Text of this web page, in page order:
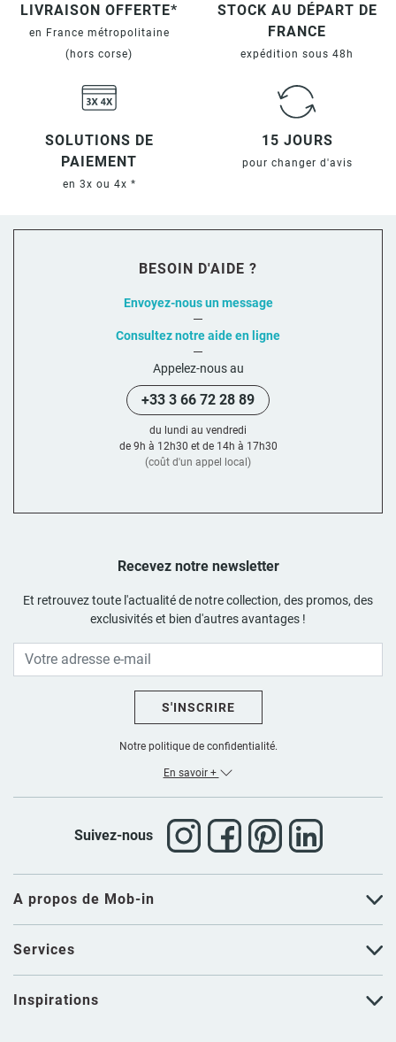
LIVRAISON OFFERTE*
en France métropolitaine
(hors corse)
STOCK AU DÉPART DE
FRANCE
expédition sous 48h
SOLUTIONS DE
PAIEMENT
en 3x ou 4x *
15 JOURS
pour changer d'avis
A propos de Mob-in
Services
Inspirations
Recevez notre newsletter
Et retrouvez toute l'actualité de notre collection, des promos, des
exclusivités et bien d'autres avantages !
S'INSCRIRE
Notre politique de confidentialité.
En savoir +
Suivez-nous
BESOIN D'AIDE ?
Envoyez-nous un message
Consultez notre aide en ligne
Appelez-nous au
+33 3 66 72 28 89
du lundi au vendredi
de 9h à 12h30 et de 14h à 17h30
(coût d'un appel local)